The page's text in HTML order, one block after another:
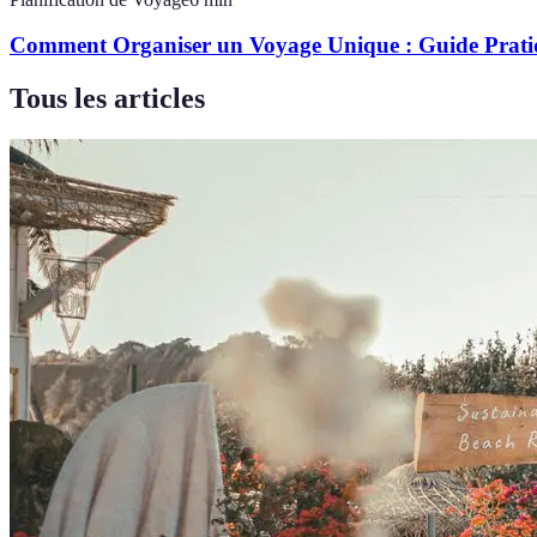
Comment Organiser un Voyage Unique : Guide
Tous les articles